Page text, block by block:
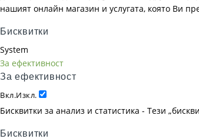
нашият онлайн магазин и услугата, която Ви
Бисквитки
System
За ефективност
За ефективност
Вкл.Изкл.
Бисквитки за анализ и статистика - Тези
Бисквитки